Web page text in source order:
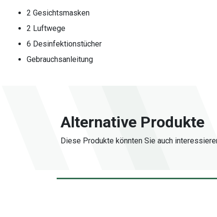
2 Gesichtsmasken
2 Luftwege
6 Desinfektionstücher
Gebrauchsanleitung
Alternative Produkte
Diese Produkte könnten Sie auch